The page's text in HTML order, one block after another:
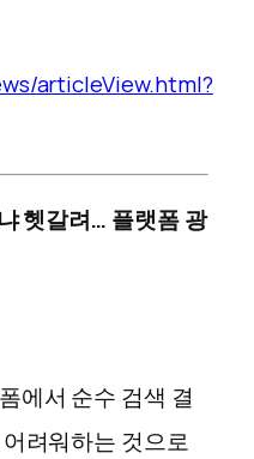
articleView.html?
헷갈려… 플랫폼 광
에서 순수 검색 결
려워하는 것으로